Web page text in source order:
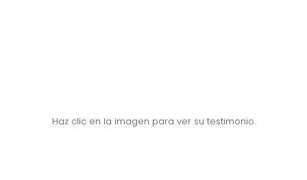
Haz clic en la imagen para ver su testimonio.